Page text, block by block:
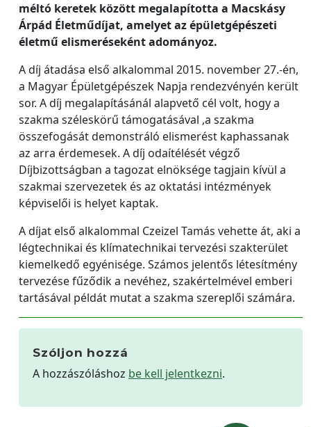
méltó keretek között megalapította a Macskásy
Árpád Életműdíjat, amelyet az épületgépészeti
életmű elismeréseként adományoz.
A díj átadása első alkalommal 2015. november 27.-én,
a Magyar Épületgépészek Napja rendezvényén került
sor. A díj megalapításánál alapvető cél volt, hogy a
szakma széleskörű támogatásával ,a szakma
összefogását demonstráló elismerést kaphassanak
az arra érdemesek. A díj odaítélését végző
Díjbizottságban a tagozat elnöksége tagjain kívül a
szakmai szervezetek és az oktatási intézmények
képviselői is helyet kaptak.
A díjat első alkalommal Czeizel Tamás vehette át, aki a
légtechnikai és klímatechnikai tervezési szakterület
kiemelkedő egyénisége. Számos jelentős létesítmény
tervezése fűződik a nevéhez, szakértelmével emberi
tartásával példát mutat a szakma szereplői számára.
Szóljon hozzá
A hozzászóláshoz be kell jelentkezni.